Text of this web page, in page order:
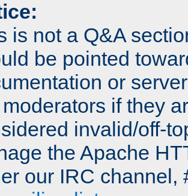
is not a Q&A
be pointed
or
if they
invalid/off-
the Apache
our IRC channel,